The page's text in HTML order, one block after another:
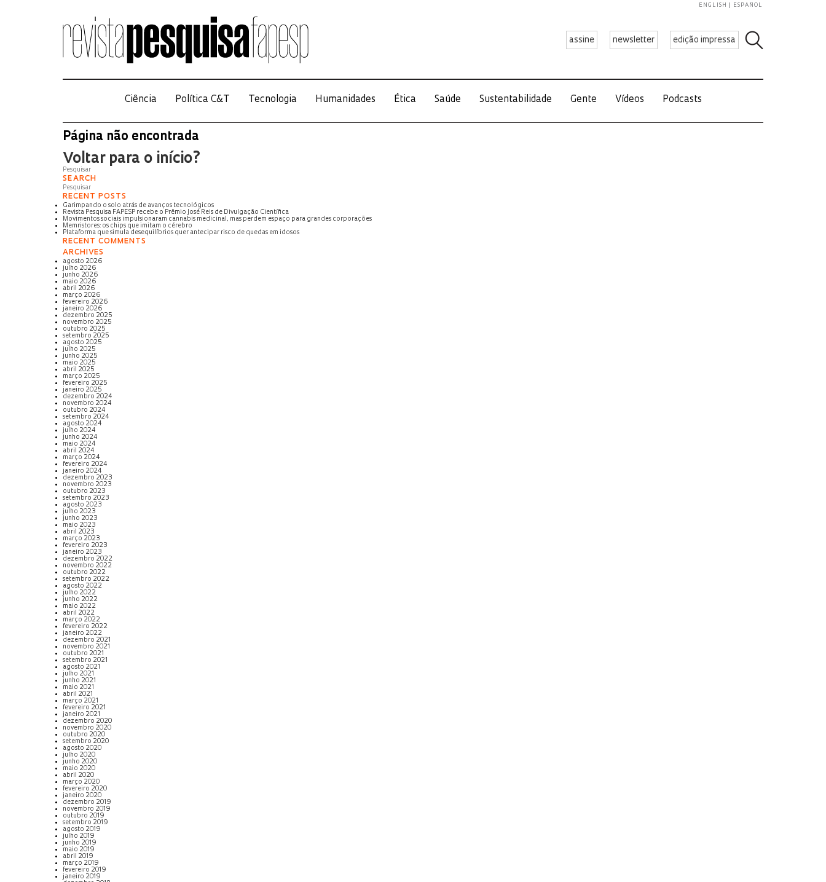
assine newsletter edição impressa
ENGLISH ESPAÑOL
Ciência Política C&T Tecnologia Humanidades Ética Saúde Sustentabilidade Gente Vídeos Podcasts
Página não encontrada
Voltar para o início?
SEARCH
RECENT POSTS
Garimpando o solo atrás de avanços tecnológicos
Revista Pesquisa FAPESP recebe o Prêmio José Reis de Divulgação Científica
Movimentos sociais impulsionaram cannabis medicinal, mas perdem espaço para grandes corporações
Memristores: os chips que imitam o cérebro
Plataforma que simula desequilíbrios quer antecipar risco de quedas em idosos
RECENT COMMENTS
ARCHIVES
agosto 2026
julho 2026
junho 2026
maio 2026
abril 2026
março 2026
fevereiro 2026
janeiro 2026
dezembro 2025
novembro 2025
outubro 2025
setembro 2025
agosto 2025
julho 2025
junho 2025
maio 2025
abril 2025
março 2025
fevereiro 2025
janeiro 2025
dezembro 2024
novembro 2024
outubro 2024
setembro 2024
agosto 2024
julho 2024
junho 2024
maio 2024
abril 2024
março 2024
fevereiro 2024
janeiro 2024
dezembro 2023
novembro 2023
outubro 2023
setembro 2023
agosto 2023
julho 2023
junho 2023
maio 2023
abril 2023
março 2023
fevereiro 2023
janeiro 2023
dezembro 2022
novembro 2022
outubro 2022
setembro 2022
agosto 2022
julho 2022
junho 2022
maio 2022
abril 2022
março 2022
fevereiro 2022
janeiro 2022
dezembro 2021
novembro 2021
outubro 2021
setembro 2021
agosto 2021
julho 2021
junho 2021
maio 2021
abril 2021
março 2021
fevereiro 2021
janeiro 2021
dezembro 2020
novembro 2020
outubro 2020
setembro 2020
agosto 2020
julho 2020
junho 2020
maio 2020
abril 2020
março 2020
fevereiro 2020
janeiro 2020
dezembro 2019
novembro 2019
outubro 2019
setembro 2019
agosto 2019
julho 2019
junho 2019
maio 2019
abril 2019
março 2019
fevereiro 2019
janeiro 2019